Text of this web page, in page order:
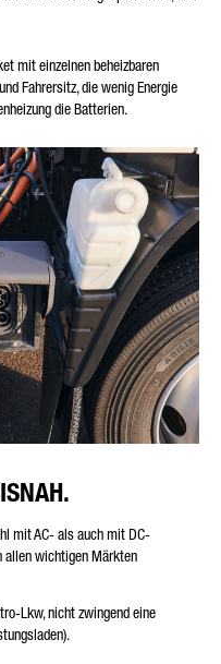
mit einzelnen beheizbaren
Fahrersitz, die wenig Energie
die Batterien.
mit AC- als auch mit DC-
allen wichtigen Märkten
Lkw, nicht zwingend eine